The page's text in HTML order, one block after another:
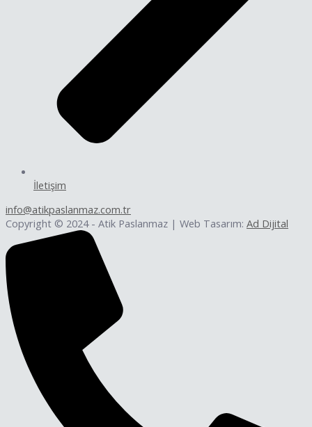
İletişim
info@atikpaslanmaz.com.tr
Copyright © 2024 - Atik Paslanmaz | Web Tasarım: Ad Dijital